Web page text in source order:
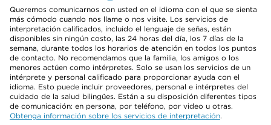
Queremos comunicarnos con usted en el idioma con el que se sienta
más cómodo cuando nos llame o nos visite. Los servicios de
interpretación calificados, incluido el lenguaje de señas, están
disponibles sin ningún costo, las 24 horas del día, los 7 días de la
semana, durante todos los horarios de atención en todos los puntos
de contacto. No recomendamos que la familia, los amigos o los
menores actúen como intérpretes. Solo se usan los servicios de un
intérprete y personal calificado para proporcionar ayuda con el
idioma. Esto puede incluir proveedores, personal e intérpretes del
cuidado de la salud bilingües. Están a su disposición diferentes tipos
de comunicación: en persona, por teléfono, por video u otras.
Obtenga información sobre los servicios de interpretación.